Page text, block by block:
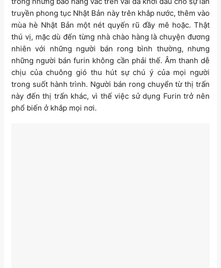
truyền phong tục Nhật Bản này trên khắp nước, thêm vào
mùa hè Nhật Bản một nét quyến rũ đầy mê hoặc. Thật
thú vị, mặc dù đến từng nhà chào hàng là chuyện đương
nhiên với những người bán rong bình thường, nhưng
những người bán furin không cần phải thế. Âm thanh dễ
chịu của chuông gió thu hút sự chú ý của mọi người
trong suốt hành trình. Người bán rong chuyển từ thị trấn
này đến thị trấn khác, vì thế việc sử dụng Furin trở nên
phổ biến ở khắp mọi nơi.